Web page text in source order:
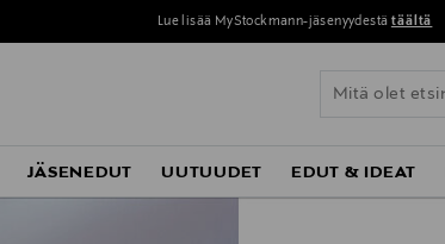
Lue lisää MyStockmann-jäsenyydestä täältä
JÄSENEDUT UUTUUDET EDUT & IDEAT